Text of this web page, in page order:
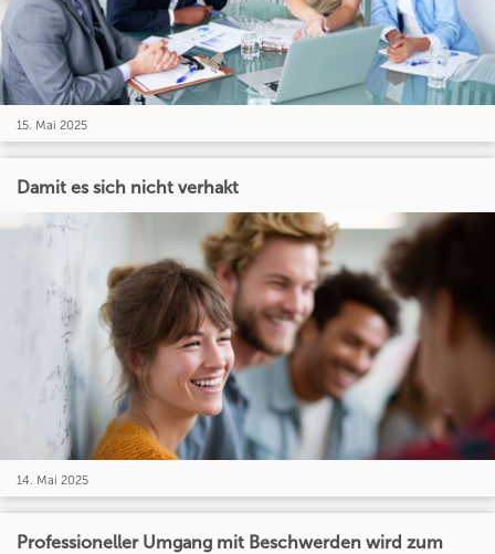
15. Mai 2025
Damit es sich nicht verhakt
14. Mai 2025
Professioneller Umgang mit Beschwerden wird zum